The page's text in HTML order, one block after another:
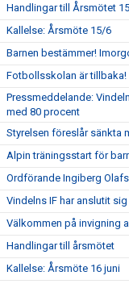
Handlingar till Årsmötet
Kallelse: Årsmöte 15/6
Barnen bestämmer!
Fotbollsskolan är tillbaka!
Pressmeddelande:
med 80 procent
Styrelsen föreslår sänkta
Alpin träningsstart för
Ordförande Ingiberg
Vindelns IF har anslutit
Välkommen på invigning
Handlingar till årsmötet
Kallelse: Årsmöte 16 juni